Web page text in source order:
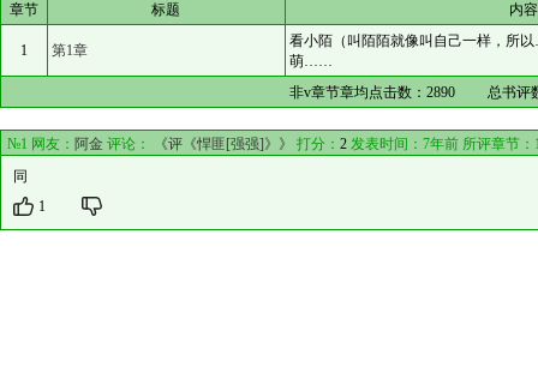
章节
标题 内
1 第1章
看小陌（叫陌陌就像叫自己一样，所
萌……
非v章节章均点击数：2890 总书评
№1 网友： 阿金 评论： 《评《悍匪[强强]》》 打分： 2 发表时间：7年前 所评章节：
同
1